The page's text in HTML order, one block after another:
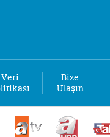
Veri
Bize
Ulaşın